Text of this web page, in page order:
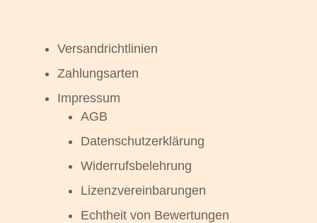
Versandrichtlinien
Zahlungsarten
Impressum
AGB
Datenschutzerklärung
Widerrufsbelehrung
Lizenzvereinbarungen
Echtheit von Bewertungen